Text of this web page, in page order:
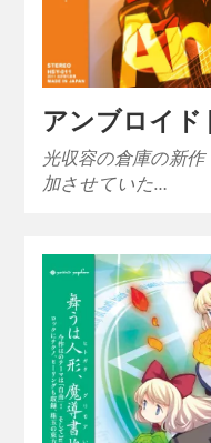
アンブロイド
光収容の倉庫の新
加させていた…